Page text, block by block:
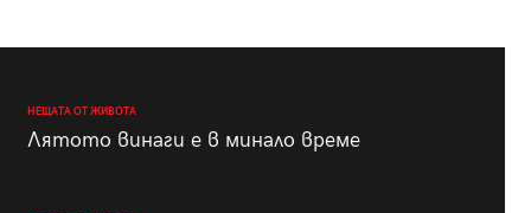
НЕЩАТА ОТ ЖИВОТА
Лятото винаги е в минало време